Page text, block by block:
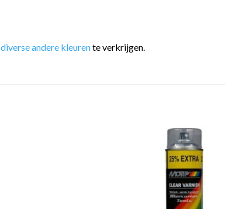
diverse andere kleurente verkrijgen.